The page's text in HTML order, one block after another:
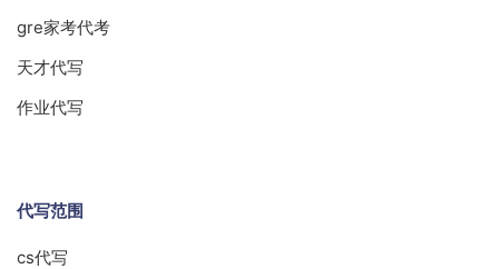
gre家考代考
天才代写
作业代写
代写范围
cs代写